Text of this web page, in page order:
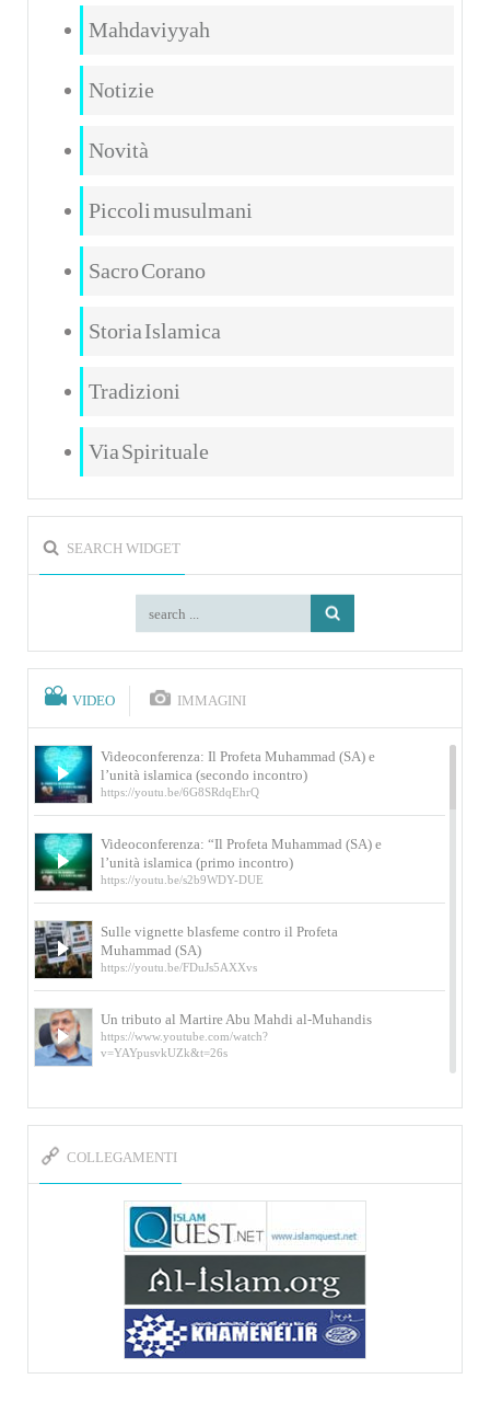
Mahdaviyyah
Notizie
Novità
Piccoli musulmani
Sacro Corano
Storia Islamica
Tradizioni
Via Spirituale
SEARCH WIDGET
VIDEO IMMAGINI
Videoconferenza: Il Profeta Muhammad (SA) e
l’unità islamica (secondo incontro)
https://youtu.be/6G8SRdqEhrQ
Videoconferenza: “Il Profeta Muhammad (SA) e
l’unità islamica (primo incontro)
https://youtu.be/s2b9WDY-DUE
Sulle vignette blasfeme contro il Profeta
Muhammad (SA)
https://youtu.be/FDuJs5AXXvs
Un tributo al Martire Abu Mahdi al-Muhandis
https://www.youtube.com/watch?
v=YAYpusvkUZk&t=26s
L’Abluzione rituale (wudu) secondo l’Imam Alì
e l’Imam Khomeini
della figlia di un martire
https://www.youtube.com/watch?
v=-5nPSxbf9l0&t=103s
Sheykh Abbas Di Palma sui martiri Qassem
Soleimani e Abu Mahdi Al-Muhandis
https://youtu.be/Y6SIP2PIht4 Video del discorso tenuto
dallo Sheykh Abbas Di Palma in ...
COLLEGAMENTI